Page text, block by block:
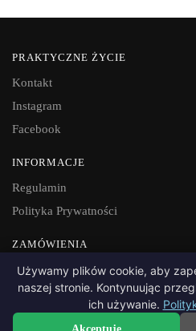
PRAKTYCZNE ŻYCIE
Kontakt
Instagram
Facebook
INFORMACJE
Regulamin
Polityka Prywatności
ZAMÓWIENIA
Dostawa i płatność
Zwroty
Używamy plików cookie, aby
naszej stronie. Kontynuując
ich używanie.